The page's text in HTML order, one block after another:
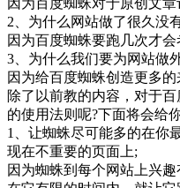
因为百度蜘蛛对于原创文
2、为什么网站做了很久没
因为百度蜘蛛要跑几次才会
3、为什么我们要为网站做
因为给百度蜘蛛创造更多的
除了以前教的内容，对于
的使用法则呢?下面将会给
1、让蜘蛛尽可能多的在你
现在不重要的页面上;
因为蜘蛛到每个网站上兴